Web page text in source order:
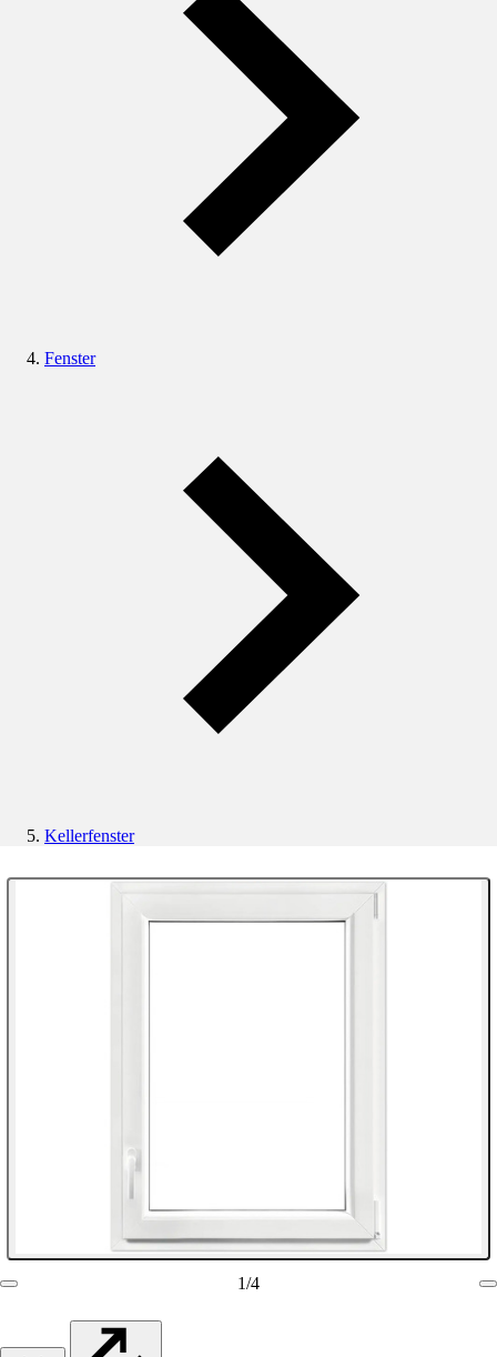
Fenster
Kellerfenster
1/4